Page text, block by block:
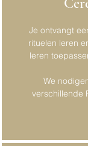
Je ontvangt
rituelen leren
leren
We
verschillende